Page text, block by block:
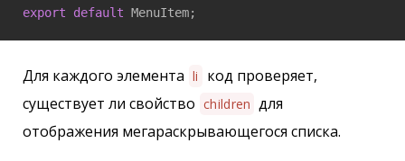
export default MenuItem;
Для каждого элемента li
код проверяет,
существует ли свойство children для
отображения мегараскрывающегося списка.